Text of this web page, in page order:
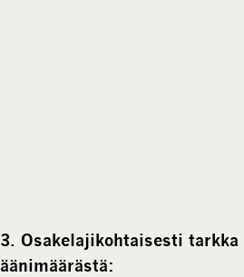
3. Osakelajikohtaisesti tarkka
äänimäärästä: